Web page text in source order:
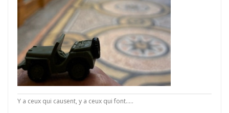
Y a ceux qui causent, y a ceux qui font.....